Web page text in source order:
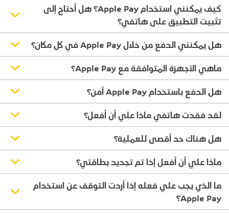
كيف يمكنني استخدام Apple Pay؟ هل أحتاج إلى
تثبيت التطبيق على هاتفي؟
هل يمكنني الدفع من خلال Apple Pay في كل مكان؟
ماهي الأجهزة المتوافقة مع Apple Pay؟
هل الدفع باستخدام Apple Pay آمن؟
لقد فقدت هاتفي ماذا علي أن أفعل؟
هل هناك حد أقصى للعملية؟
ماذا علي أن أفعل إذا تم تجديد بطاقتي؟
ما الذي يجب علي فعله إذا أردت التوقف عن استخدام
Apple Pay؟